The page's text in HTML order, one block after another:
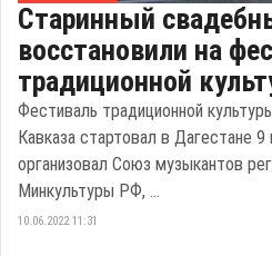
Старинный
восстановили на
традиционной
Фестиваль традиционной
Кавказа стартовал в Дагестане
организовал Союз музыкантов
Минкультуры РФ, ...
10.06.2022 11:31